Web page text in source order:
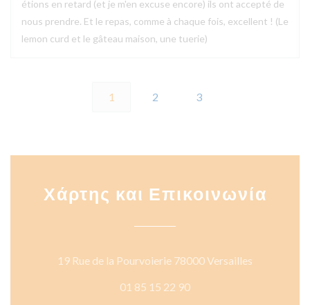
étions en retard (et je m'en excuse encore) ils ont accepté de
nous prendre. Et le repas, comme à chaque fois, excellent ! (Le
lemon curd et le gâteau maison, une tuerie)
1 2 3
Χάρτης και Επικοινωνία
19 Rue de la Pourvoierie 78000 Versailles
01 85 15 22 90